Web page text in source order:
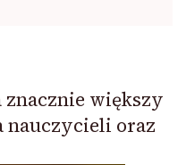
większy
nauczycieli oraz